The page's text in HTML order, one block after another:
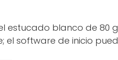
estucado blanco de 80 g
el software de inicio